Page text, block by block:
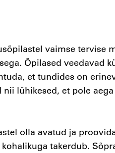
vaimse tervise
Õpilased veedavad
et tundides on
lühikesed, et pole aega
olla avatud ja
takerdub.